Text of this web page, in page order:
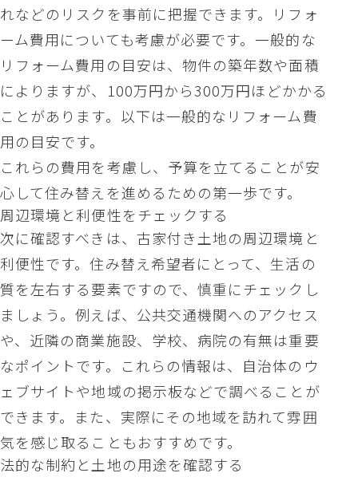
れなどのリスクを事前に把握できます。リフォ
ーム費用についても考慮が必要です。一般的な
リフォーム費用の目安は、物件の築年数や面積
によりますが、100万円から300万円ほどかかる
ことがあります。以下は一般的なリフォーム費
用の目安です。
これらの費用を考慮し、予算を立てることが安
心して住み替えを進めるための第一歩です。
周辺環境と利便性をチェックする
次に確認すべきは、古家付き土地の周辺環境と
利便性です。住み替え希望者にとって、生活の
質を左右する要素ですので、慎重にチェックし
ましょう。例えば、公共交通機関へのアクセス
や、近隣の商業施設、学校、病院の有無は重要
なポイントです。これらの情報は、自治体のウ
ェブサイトや地域の掲示板などで調べることが
できます。また、実際にその地域を訪れて雰囲
気を感じ取ることもおすすめです。
法的な制約と土地の用途を確認する